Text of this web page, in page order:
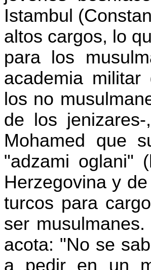
Istambul
altos cargos, lo
para los
academia militar
los no
de los jenizares-
Mohamed que
"adzami oglani"
Herzegovina y
turcos para
ser
acota: "No se
a pedir en un